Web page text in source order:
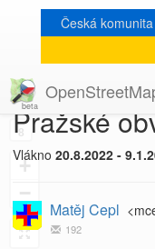
Česká
8
+
−
«
[Talk-cz]
Pražské
Vlákno 20.8.2022 -
Matěj Cepl
192